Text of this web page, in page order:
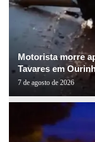
Motorista morre
Tavares em
7 de agosto de 2026